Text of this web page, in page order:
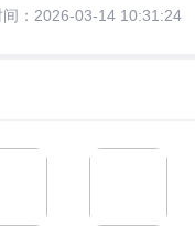
间：2026-03-14 10:31:24